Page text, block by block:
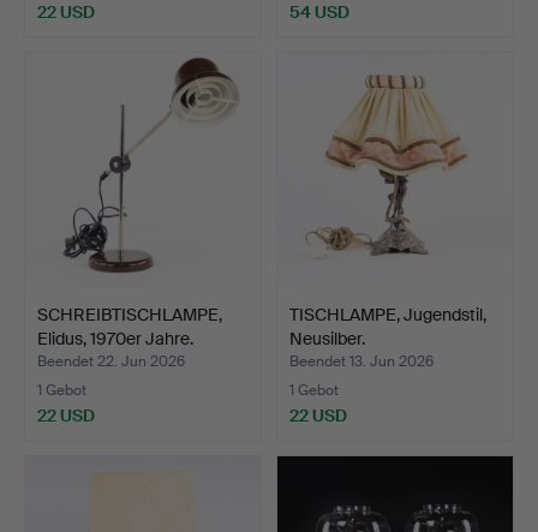
22 USD 54 USD
SCHREIBTISCHLAMPE,
Elidus, 1970er Jahre.
Beendet 22. Jun 2026
1 Gebot
22 USD
TISCHLAMPE, Jugendstil,
Neusilber.
Beendet 13. Jun 2026
1 Gebot
22 USD